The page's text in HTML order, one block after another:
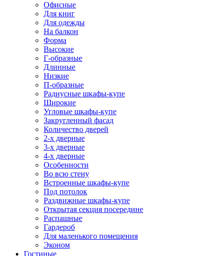
Офисные
Для книг
Для одежды
На балкон
Форма
Высокие
Г-образные
Длинные
Низкие
П-образные
Радиусные шкафы-купе
Широкие
Угловые шкафы-купе
Закругленный фасад
Количество дверей
2-х дверные
3-х дверные
4-х дверные
Особенности
Во всю стену
Встроенные шкафы-купе
Под потолок
Раздвижные шкафы-купе
Открытая секция посередине
Распашные
Гардероб
Для маленького помещения
Эконом
Гостиные